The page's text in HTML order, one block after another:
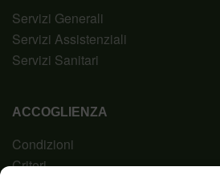
Servizi Generali
Servizi Assistenziali
Servizi Sanitari
ACCOGLIENZA
Condizioni
Criteri